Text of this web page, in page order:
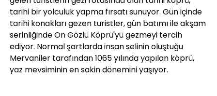
tarihi bir yolculuk yapma fırsatı sunuyor. Gün içinde
tarihi konakları gezen turistler, gün batımı ile akşam
serinliğinde On Gözlü Köprü'yü gezmeyi tercih
ediyor. Normal şartlarda insan selinin oluştuğu
Mervaniler tarafından 1065 yılında yapılan köprü,
yaz mevsiminin en sakin dönemini yaşıyor.